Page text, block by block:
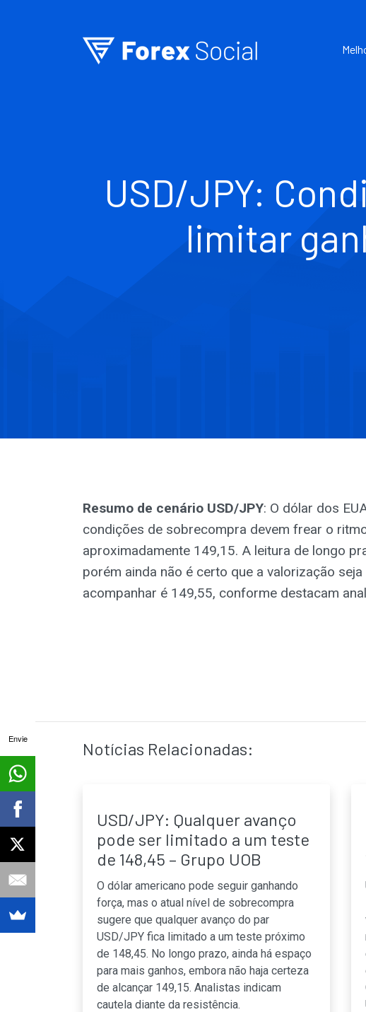
USD/JPY:
limitar
Resumo de cenário USD/JPY: O dólar dos
condições de sobrecompra devem frear o
aproximadamente 149,15. A leitura de longo
porém ainda não é certo que a valorização seja
acompanhar é 149,55, conforme destacam
Notícias Relacionadas:
USD/JPY: Qualquer avanço
pode ser limitado a um teste
de 148,45 – Grupo UOB
O dólar americano pode seguir ganhando
força, mas o atual nível de sobrecompra
sugere que qualquer avanço do par
USD/JPY fica limitado a um teste próximo
de 148,45. No longo prazo, ainda há espaço
para mais ganhos, embora não haja certeza
de alcançar 149,15. Analistas indicam
cautela diante da resistência.
Envie